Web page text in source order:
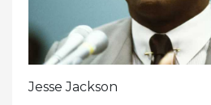
Jesse Jackson